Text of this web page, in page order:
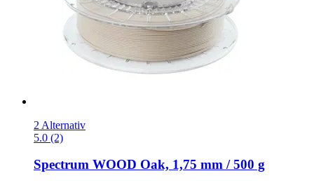
2 Alternativ
5.0 (2)
Spectrum WOOD Oak, 1,75 mm / 500 g